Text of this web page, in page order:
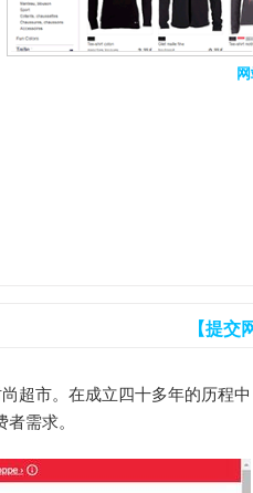
【提交
超市。在成立四十多年的历程
需求。